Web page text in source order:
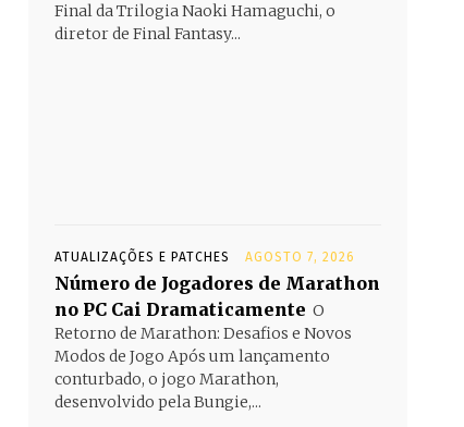
Final da Trilogia Naoki Hamaguchi, o
diretor de Final Fantasy...
ATUALIZAÇÕES E PATCHES AGOSTO 7, 2026
Número de Jogadores de Marathon
no PC Cai Dramaticamente O
Retorno de Marathon: Desafios e Novos
Modos de Jogo Após um lançamento
conturbado, o jogo Marathon,
desenvolvido pela Bungie,...